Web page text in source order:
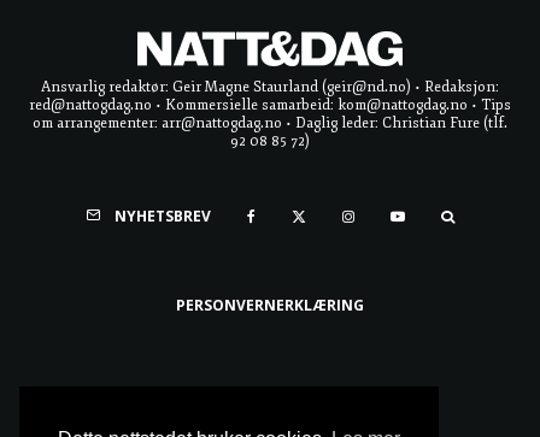
Ansvarlig redaktør: Geir Magne Staurland (geir@nd.no) • Redaksjon:
red@nattogdag.no • Kommersielle samarbeid: kom@nattogdag.no • Tips
om arrangementer: arr@nattogdag.no • Daglig leder: Christian Fure (tlf.
92 08 85 72)
NYHETSBREV
PERSONVERNERKLÆRING